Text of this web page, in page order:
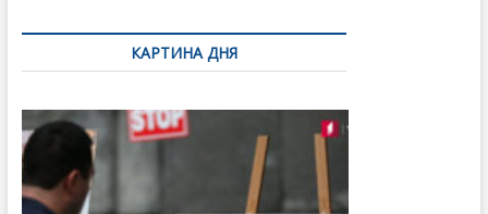
по
записямКАРТИНА ДНЯ